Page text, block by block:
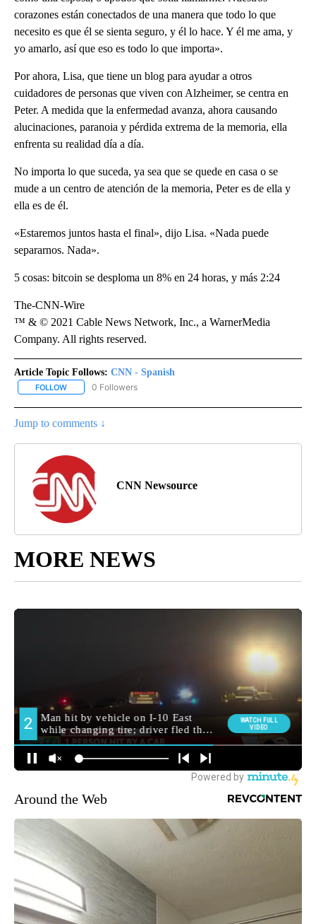
corazones están conectados de una manera que todo lo que
necesito es que él se sienta seguro, y él lo hace. Y él me ama, y ​​
yo amarlo, así que eso es todo lo que importa».
Por ahora, Lisa, que tiene un blog para ayudar a otros
cuidadores de personas que viven con Alzheimer, se centra en
Peter. A medida que la enfermedad avanza, ahora causando
alucinaciones, paranoia y pérdida extrema de la memoria, ella
enfrenta su realidad día a día.
No importa lo que suceda, ya sea que se quede en casa o se
mude a un centro de atención de la memoria, Peter es de ella y
ella es de él.
«Estaremos juntos hasta el final», dijo Lisa. «Nada puede
separarnos. Nada».
5 cosas: bitcoin se desploma un 8% en 24 horas, y más 2:24
The-CNN-Wire
™ & © 2021 Cable News Network, Inc., a WarnerMedia
Company. All rights reserved.
Article Topic Follows: CNN - Spanish
FOLLOW FOLLOW "CNN - SPANISH" TO RECEIVE NOTIFICATIONS ABOUT
0 Followers
Jump to comments ↓
CNN Newsource
MORE NEWS
Around the Web